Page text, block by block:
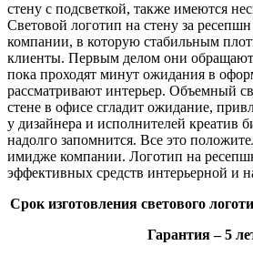
стену с подсветкой, также имеются
Световой логотип на стену за
компании, в которую стабильным
клиенты. Первым делом они
пока проходят минут ожидания в
рассматривают интерьер. Объемный
стене в офисе сгладит ожидание,
у дизайнера и исполнителей креатив
надолго запомнится. Все это
имидже компании. Логотип на
эффективных средств интерьерной и
Срок изготовления светового
Гарантия – 5